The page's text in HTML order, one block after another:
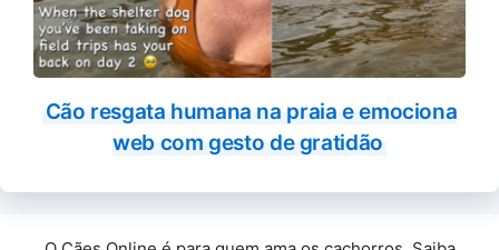
Cão resgata humana na praia e emociona
web com gesto de gratidão